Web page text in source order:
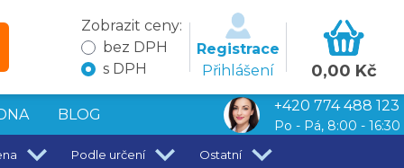
Zobrazit ceny:
bez DPH
s DPH
Registrace
Přihlášení
0,00 Kč
BLOG
+420 774 488 123
Po - Pá, 8:00 - 16:30
Podle určení Ostatní